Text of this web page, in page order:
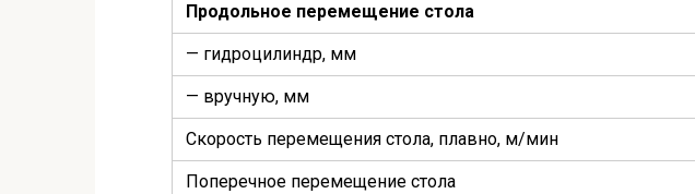
Продольное перемещение стола
— гидроцилиндр, мм
— вручную, мм
Скорость перемещения стола, плавно, м/мин
Поперечное перемещение стола